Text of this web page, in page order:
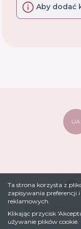
Ta strona korzysta z
zapisywania preferencji
reklamowych.
Klikając przycisk
używanie plików cookie.
Aby dodać
UA